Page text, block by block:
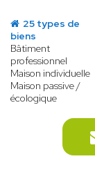
25 types de
biens
Bâtiment
professionnel
Maison individuelle
Maison passive /
écologique